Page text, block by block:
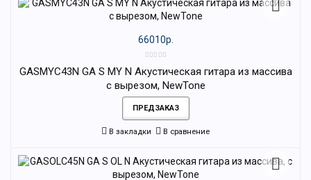
66010р.
GASMYC43N GA S MY N Акустическая гитара из массива
с вырезом, NewTone
ПРЕДЗАКАЗ
В закладки В сравнение